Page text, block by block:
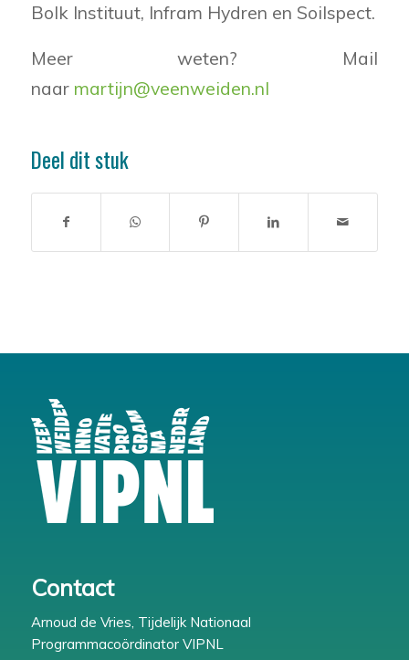
Bolk Instituut, Infram Hydren en Soilspect.
Meer weten? Mail
naar martijn@veenweiden.nl
Deel dit stuk
Contact
Arnoud de Vries, Tijdelijk Nationaal
Programmacoördinator VIPNL